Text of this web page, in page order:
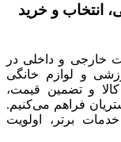
انتخاب و خرید
خارجی و داخلی در
و لوازم خانگی
و تضمین قیمت،
فراهم می‌کنیم.
برتر، اولویت